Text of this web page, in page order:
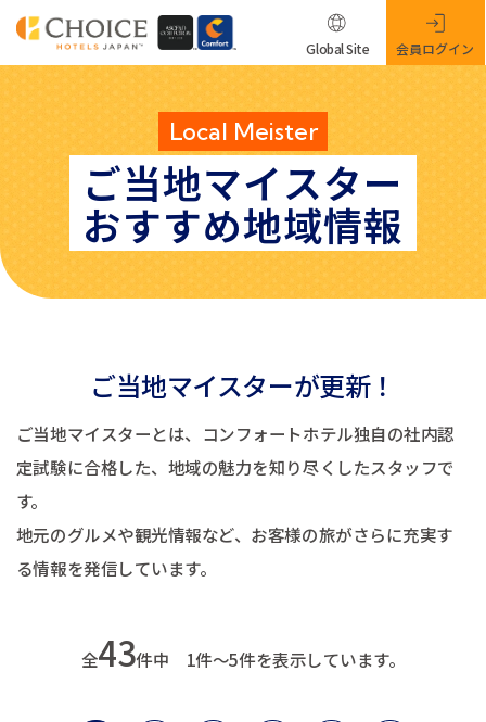
Local Meister
ご当地マイスター
おすすめ地域情報
Global Site 会員ログイン
ご当地マイスターが更新！
ご当地マイスターとは、コンフォートホテル独自の社内認
定試験に合格した、地域の魅力を知り尽くしたスタッフで
す。
地元のグルメや観光情報など、お客様の旅がさらに充実す
る情報を発信しています。
全43件中 1件～5件を表示しています。